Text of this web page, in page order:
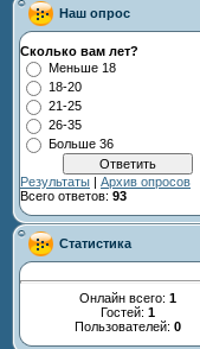
Наш опрос
Сколько вам лет?
Меньше 18
18-20
21-25
26-35
Больше 36
Результаты | Архив опросов
Всего ответов: 93
Статистика
Онлайн всего: 1
Гостей: 1
Пользователей: 0